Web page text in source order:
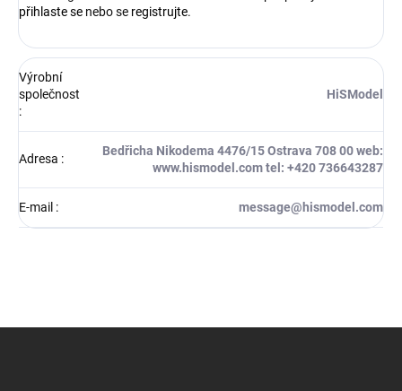
přihlaste se nebo se registrujte.
Výrobní
společnost
:
HiSModel
Adresa :
Bedřicha Nikodema 4476/15 Ostrava 708 00 web:
www.hismodel.com tel: +420 736643287
E-mail : message@hismodel.com